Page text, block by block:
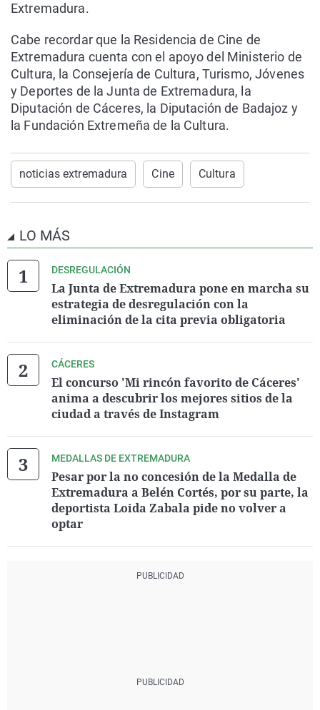
Extremadura.
Cabe recordar que la Residencia de Cine de
Extremadura cuenta con el apoyo del Ministerio de
Cultura, la Consejería de Cultura, Turismo, Jóvenes
y Deportes de la Junta de Extremadura, la
Diputación de Cáceres, la Diputación de Badajoz y
la Fundación Extremeña de la Cultura.
noticias extremadura Cine Cultura
LO MÁS
DESREGULACIÓN
La Junta de Extremadura pone en marcha su
estrategia de desregulación con la
eliminación de la cita previa obligatoria
CÁCERES
El concurso 'Mi rincón favorito de Cáceres'
anima a descubrir los mejores sitios de la
ciudad a través de Instagram
MEDALLAS DE EXTREMADURA
Pesar por la no concesión de la Medalla de
Extremadura a Belén Cortés, por su parte, la
deportista Loida Zabala pide no volver a
optar